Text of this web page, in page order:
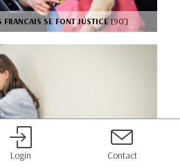
FRANCAIS SE FONT JUSTICE[90’]
Login Contact